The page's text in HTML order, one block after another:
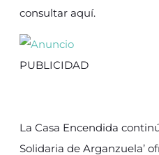
consultar aquí.
PUBLICIDAD
La Casa Encendida
Solidaria de Arganzuela’